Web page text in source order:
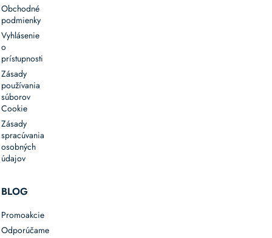
Obchodné
podmienky
Vyhlásenie
o
prístupnosti
Zásady
používania
súborov
Cookie
Zásady
spracúvania
osobných
údajov
BLOG
Promoakcie
Odporúčame